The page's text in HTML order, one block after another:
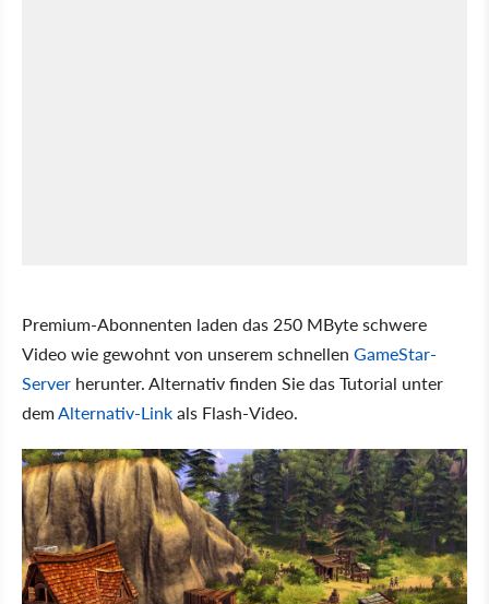
Premium-Abonnenten laden das 250 MByte schwere
Video wie gewohnt von unserem schnellen GameStar-
Server herunter. Alternativ finden Sie das Tutorial unter
demAlternativ-Linkals Flash-Video.